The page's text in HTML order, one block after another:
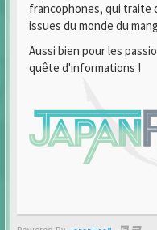
francophones, qui traite
issues du monde du
Aussi bien pour les
quête d'informations !